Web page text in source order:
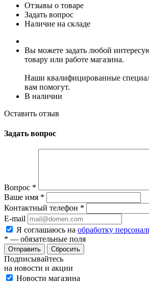
Отзывы о товаре
Задать вопрос
Наличие на складе
Вы можете задать любой
товару или работе магазина.
Наши квалифицированные
вам помогут.
В наличии
Оставить отзыв
Задать вопрос
Вопрос *
Ваше имя *
Контактный телефон *
E-mail
Я соглашаюсь на обработку
* — обязательные поля
Сбросить
Подписывайтесь
на новости и акции
Новости магазина